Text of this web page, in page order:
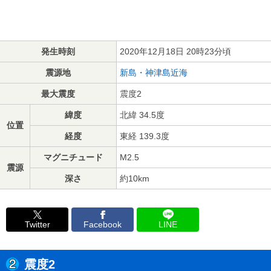
発生時刻 2020年12月18日 20時23分頃
震源地 新島・神津島近海
最大震度 震度2
位置
緯度 北緯 34.5度
経度 東経 139.3度
震源
マグニチュード M2.5
深さ 約10km
Twitter Facebook LINE
震度2